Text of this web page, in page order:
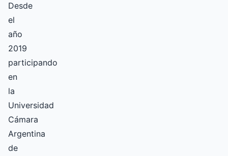
Desde
el
año
2019
participando
en
la
Universidad
Cámara
Argentina
de